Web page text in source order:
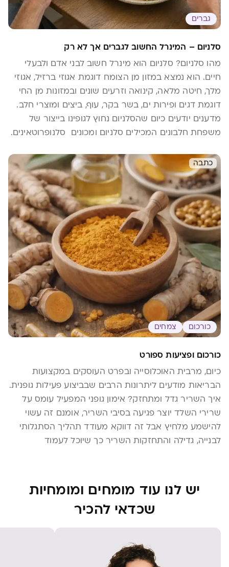
גברים
סלניום – המינרל החשוב לגברים אך לא רק
מהו סלניום? סלניום הוא מינרל חשוב לבני אדם ולבעלי
חיים. הוא נמצא במזון מן הצומח דוגמת אגוזי ברזיל, אגוזי
מלך, חיטה מלאה, קינואה וזרעים שונים ובמזונות מן החי
דוגמת דגים ופירות ים, בשר בקר, עוף, ביצים ומוצרי חלב.
מדענים יודעים כיום שהסלניום נחוץ לגופינו בייצור של
משפחת חלבונים המכילים סלניום ומכונים סלנופרוטאינים.
כתבה
כורכום צמחים
כורכום ופציעות ספורט
כיום, מרבית האוכלוסייה ובפרט העוסקים במקצועות
הבריאות מודעים ליתרונות הרבים שבביצוע פעילות גופנית.
איך השריר גדל ומתחזק? אימון גופני המפעיל עומס על
שרירי השלד יוצר פגיעה בסיבי השריר, אומנם זה עשוי
להישמע מלחיץ אבל זה דווקא מעודד תהליך הסתגלותי
לבנייה, גדילה והתחזקות השריר כך שיוכל לעמוד
יש לנו עוד מומחים ומומחיות
שכדאי להכיר